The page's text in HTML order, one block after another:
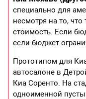
специально для
несмотря на то,
стоимость. Если
если бюджет
Прототипом для
автосалоне в
Киа Соренто. На
одноименной